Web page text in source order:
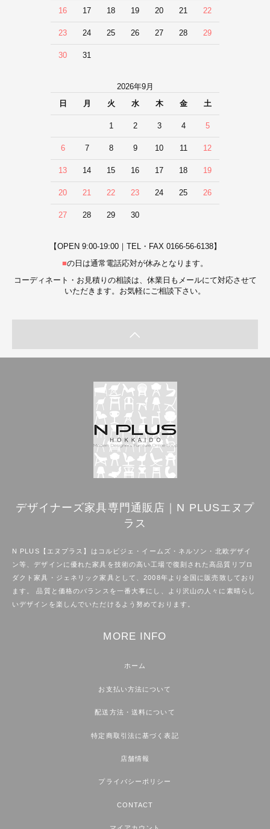
16 17 18 19 20 21 22
23 24 25 26 27 28 29
30 31
2026年9月
日
月 火 水 木 金 土
1 2 3 4 5
6 7 8 9 10 11 12
13 14 15 16 17 18 19
20 21 22 23 24 25 26
27 28 29 30
【OPEN 9:00-19:00｜TEL・FAX 0166-56-6138】
■の日は通常電話応対が休みとなります。
コーディネート・お見積りの相談は、休業日もメールにて対応させて
いただきます。お気軽にご相談下さい。
デザイナーズ家具専門通販店｜N PLUSエヌプ
ラス
N PLUS【エヌプラス】はコルビジェ・イームズ・ネルソン・北欧デザイ
ン等、デザインに優れた家具を技術の高い工場で復刻された高品質リプロ
ダクト家具・ジェネリック家具として、2008年より全国に販売致しており
ます。 品質と価格のバランスを一番大事にし、より沢山の人々に素晴らし
いデザインを楽しんでいただけるよう努めております。
MORE INFO
ホーム
お支払い方法について
配送方法・送料について
特定商取引法に基づく表記
店舗情報
プライバシーポリシー
CONTACT